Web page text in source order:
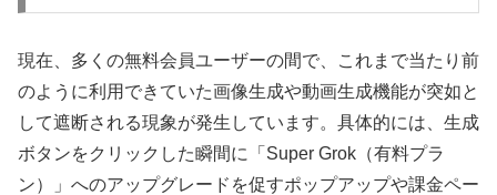
現在、多くの無料会員ユーザーの間で、これまで当たり前
のように利用できていた画像生成や動画生成機能が突如と
して遮断される現象が発生しています。具体的には、生成
ボタンをクリックした瞬間に「Super Grok（有料プラ
ン）」へのアップグレードを促すポップアップや課金ペー